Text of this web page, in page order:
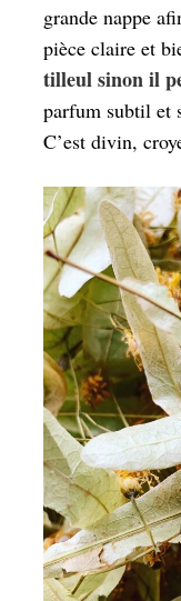
grande nappe
pièce claire et
tilleul sinon il
parfum subtil et
C’est divin,